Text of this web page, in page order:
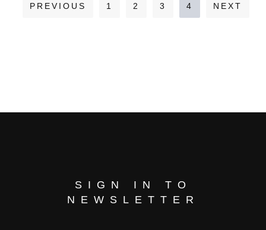
PREVIOUS 1 2 3 4 NEXT
SIGN IN TO
NEWSLETTER